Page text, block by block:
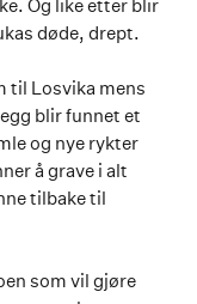
Og like etter blir
døde, drept.
til Losvika mens
blir funnet et
og nye rykter
å grave i alt
tilbake til
som vil gjøre